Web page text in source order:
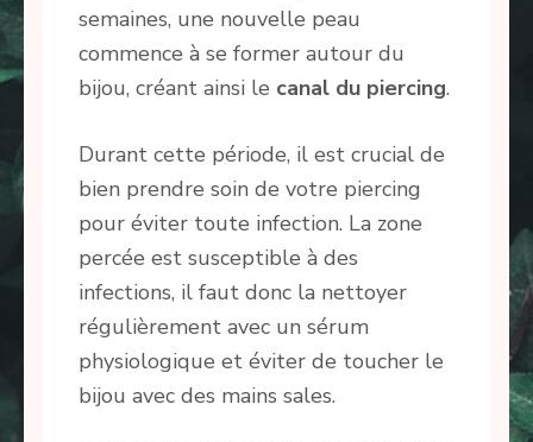
semaines, une nouvelle peau
commence à se former autour du
bijou, créant ainsi le canal du piercing.
Durant cette période, il est crucial de
bien prendre soin de votre piercing
pour éviter toute infection. La zone
percée est susceptible à des
infections, il faut donc la nettoyer
régulièrement avec un sérum
physiologique et éviter de toucher le
bijou avec des mains sales.